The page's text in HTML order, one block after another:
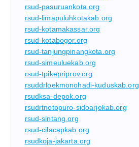
rsud-pasuruankota.org
rsud-limapuluhkotakab.org
rsud-kotamakassar.org
rsud-kotabogor.org
rsud-tanjungpinangkota.org
rsud-simeuluekab.org
rsud-tpikepriprov.org
rsuddrloekmonohadi-kuduskab.org
rsudksa-depok.org
rsudrtnotopuro-sidoarjokab.org
rsud-sintang.org
rsud-cilacapkab.org
rsudkoja-jakarta.org